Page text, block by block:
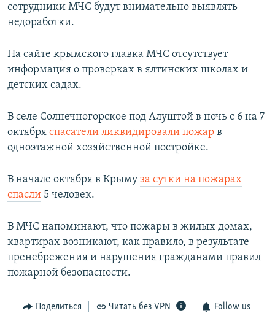
сотрудники МЧС будут внимательно выявлять
недоработки.
На сайте крымского главка МЧС отсутствует
информация о проверках в ялтинских школах и
детских садах.
В селе Солнечногорское под Алуштой в ночь с 6 на 7
октября спасатели ликвидировали пожар в
одноэтажной хозяйственной постройке.
В начале октября в Крыму за сутки на пожарах
спасли 5 человек.
В МЧС напоминают, что пожары в жилых домах,
квартирах возникают, как правило, в результате
пренебрежения и нарушения гражданами правил
пожарной безопасности.
Поделиться Читать без VPN Follow us